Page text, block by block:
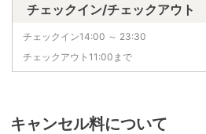
チェックイン/チェックアウト
チェックイン14:00 ～ 23:30
チェックアウト11:00まで
キャンセル料について